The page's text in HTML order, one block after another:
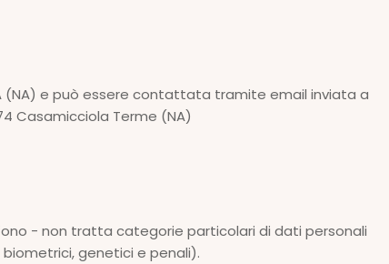
(NA) e può essere contattata tramite email inviata a
Casamicciola Terme (NA)
- non tratta categorie particolari di dati personali
biometrici, genetici e penali).